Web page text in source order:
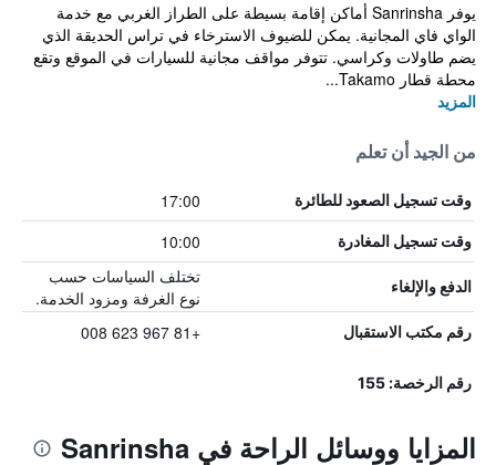
يوفر Sanrinsha أماكن إقامة بسيطة على الطراز الغربي مع خدمة
الواي فاي المجانية. يمكن للضيوف الاسترخاء في تراس الحديقة الذي
يضم طاولات وكراسي. تتوفر مواقف مجانية للسيارات في الموقع وتقع
محطة قطار Takamo...
المزيد
من الجيد أن تعلم
وقت تسجيل الصعود للطائرة 17:00
وقت تسجيل المغادرة 10:00
الدفع والإلغاء
تختلف السياسات حسب
نوع الغرفة ومزود الخدمة.
رقم مكتب الاستقبال +81 967 623 008
رقم الرخصة: 155
المزايا ووسائل الراحة في Sanrinsha